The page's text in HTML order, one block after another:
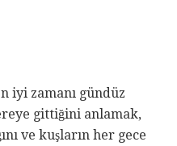
iyi zamanı gündüz
gittiğini anlamak,
ve kuşların her gece